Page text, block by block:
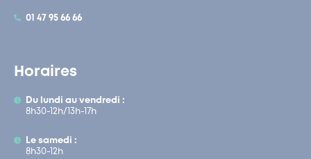
01 47 95 66 66
Horaires
Du lundi au vendredi :
8h30-12h/13h-17h
Le samedi :
8h30-12h